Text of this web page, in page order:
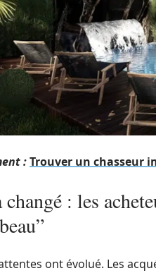
:Trouver un chasseur
: les
ont évolué. Les